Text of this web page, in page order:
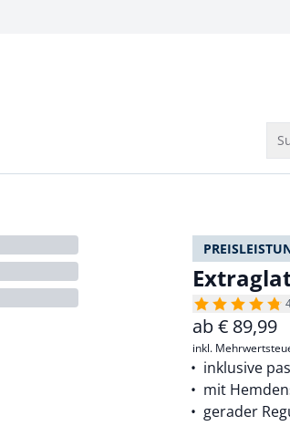
ab€ 89,99
inkl.
inklusive
mit
gerader